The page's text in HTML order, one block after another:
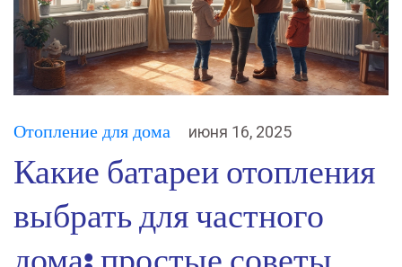
Отопление для дома июня 16, 2025
Какие батареи отопления
выбрать для частного